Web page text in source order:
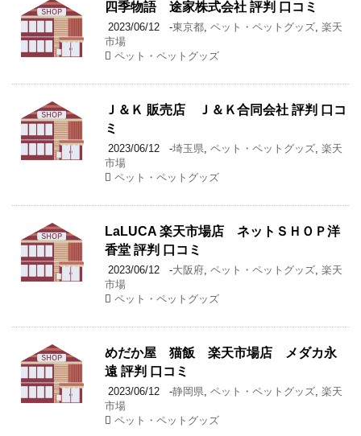
四季物語 途家株式会社 評判 口コミ
2023/06/12 -東京都, ペット・ペットグッズ, 楽天
市場
ペット・ペットグッズ
Ｊ＆Ｋ 販売店 Ｊ＆Ｋ合同会社 評判 口コ
ミ
2023/06/12 -埼玉県, ペット・ペットグッズ, 楽天
市場
ペット・ペットグッズ
LaLUCA 楽天市場店 ネットＳＨＯＰ洋
香堂 評判 口コミ
2023/06/12 -大阪府, ペット・ペットグッズ, 楽天
市場
ペット・ペットグッズ
めだか屋 猫飯 楽天市場店 メダカ永
遠 評判 口コミ
2023/06/12 -静岡県, ペット・ペットグッズ, 楽天
市場
ペット・ペットグッズ